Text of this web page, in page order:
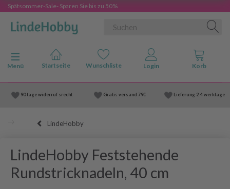
Spätsommer-Sale- Sparen Sie bis zu 50%
Anzeige ändern
Menü
90 tage widerruf srecht Gratis versand 79€ Lieferung 2-4 werktage
LindeHobby
LindeHobby Feststehende
Rundstricknadeln, 40 cm